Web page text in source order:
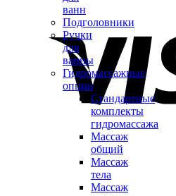
ванн
Подголовники
Ручки
для
ванны
Гидромассажные
опции
Стандартные
комплекты
гидромассажа
Массаж
общий
Массаж
тела
Массаж